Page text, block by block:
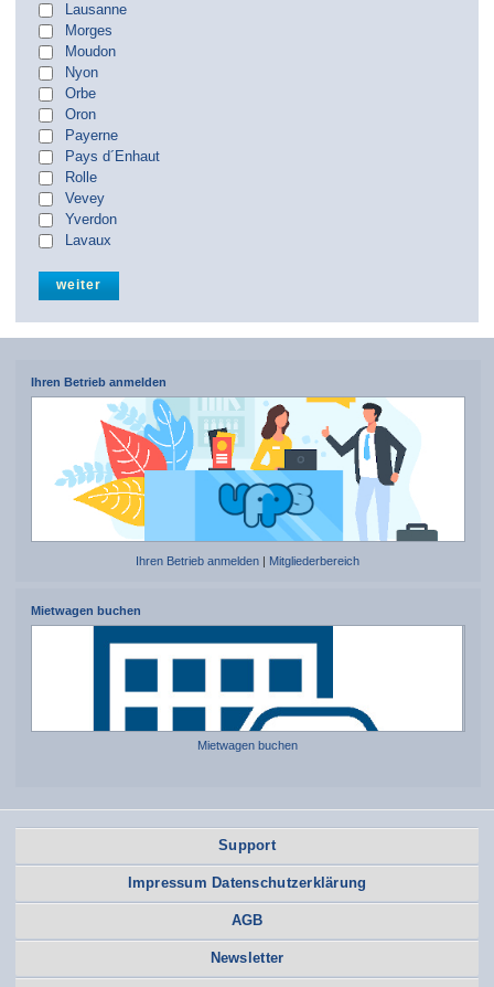
Lausanne
Morges
Moudon
Nyon
Orbe
Oron
Payerne
Pays d´Enhaut
Rolle
Vevey
Yverdon
Lavaux
Ihren Betrieb anmelden
Ihren Betrieb anmelden Mitgliederbereich
Mietwagen buchen
Mietwagen buchen
Support
Impressum Datenschutzerklärung
AGB
Newsletter